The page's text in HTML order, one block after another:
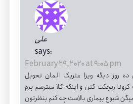
علی
says:
February 29, 2020 at 9:05 pm
روز دیگه ویزا متریک المان تحویل
ریجکت کنن و اینکه کلا میترسم برم
شیوع بیماری بالاست چه کنم بنظرتون